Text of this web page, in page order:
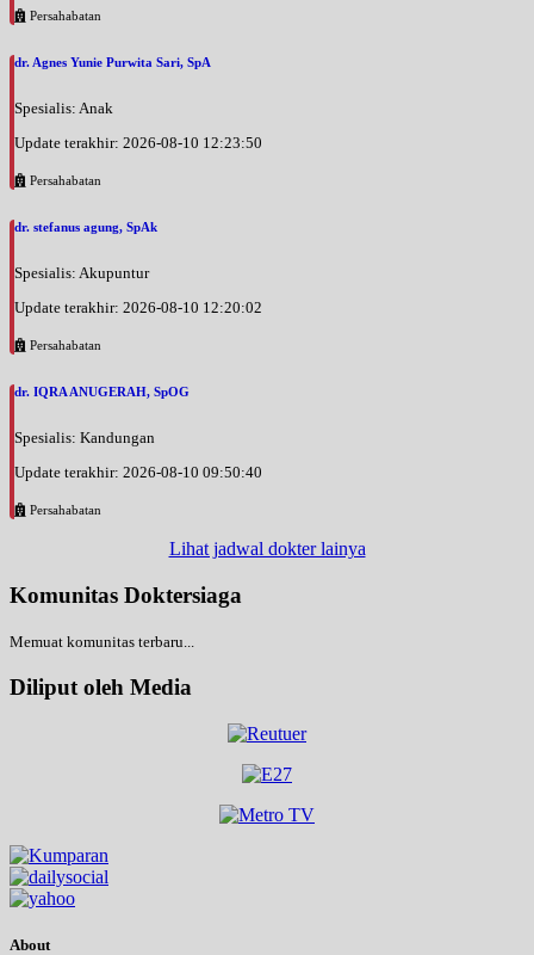
Persahabatan
dr. Agnes Yunie Purwita Sari, SpA
Spesialis: Anak
Update terakhir: 2026-08-10 12:23:50
Persahabatan
dr. stefanus agung, SpAk
Spesialis: Akupuntur
Update terakhir: 2026-08-10 12:20:02
Persahabatan
dr. IQRA ANUGERAH, SpOG
Spesialis: Kandungan
Update terakhir: 2026-08-10 09:50:40
Persahabatan
Lihat jadwal dokter lainya
Komunitas Doktersiaga
Memuat komunitas terbaru...
Diliput oleh Media
About